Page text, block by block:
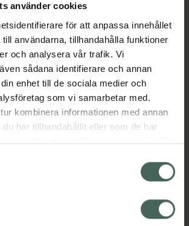
använder cookies
för att anpassa innehållet
användarna, tillhandahålla funktioner
och analysera vår trafik. Vi
sådana identifierare och annan
enhet till de sociala medier och
som vi samarbetar med.
kombinera informationen med annan
har tillhandahållit eller som de har
använt deras tjänster. Samtycke till
via webbplatsens
Ett återkallat samtycke påverkar inte
som skett innan återkallelsen.
ligger på 12, vilket gör att
och återfyller glykogen
betydligt snabbare än andra
och kolhydrater.
100% Vitargo®. Effektivare
i muskeln. Snabbare
Skonsam för magen. 0 %
100 % muskler och
Du kan skapa din egen
återhämtningsdryck genom att
tillskott.